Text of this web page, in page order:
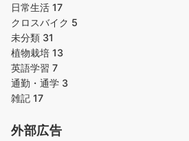
日常生活 17
クロスバイク 5
未分類 31
植物栽培 13
英語学習 7
通勤・通学 3
雑記 17
外部広告